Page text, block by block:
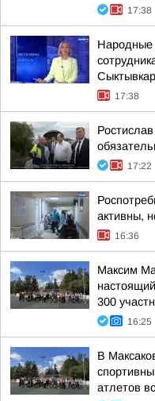
17:38
Народные
Сыктывкар
17:38
17:22
активны,
16:36
Максим
300
16:25
В
атлетов